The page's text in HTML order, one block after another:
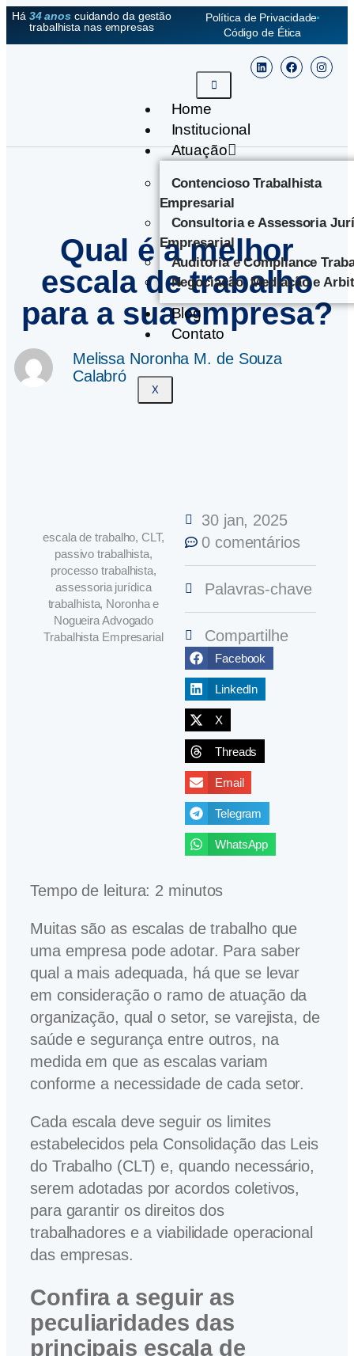
Há 34 anoscuidando da gestão
trabalhista nas empresas
Política de Privacidade
Código de Ética
Home
Institucional
Atuação
Contencioso Trabalhista
Empresarial
Consultoria e Assessoria
Empresarial
Auditoria e Compliance
Negociação, Mediação e
Blog
Contato
X
Qual é a melhor
escala de trabalho
para a sua empresa?
Melissa Noronha M. de Souza
Calabró
escala de trabalho, CLT,
passivo trabalhista,
processo trabalhista,
assessoria jurídica
trabalhista, Noronha e
Nogueira Advogado
Trabalhista Empresarial
30 jan, 2025
0 comentários
Palavras-chave
Compartilhe
Facebook
LinkedIn
X
Threads
Email
Telegram
WhatsApp
Tempo de leitura: 2 minutos
Muitas são as escalas de trabalho que
uma empresa pode adotar. Para saber
qual a mais adequada, há que se levar
em consideração o ramo de atuação da
organização, qual o setor, se varejista, de
saúde e segurança entre outros, na
medida em que as escalas variam
conforme a necessidade de cada setor.
Cada escala deve seguir os limites
estabelecidos pela Consolidação das Leis
do Trabalho (CLT) e, quando necessário,
serem adotadas por acordos coletivos,
para garantir os direitos dos
trabalhadores e a viabilidade operacional
das empresas.
Confira a seguir as
peculiaridades das
principais escala de